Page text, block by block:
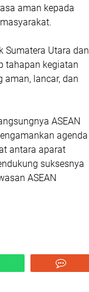
aman kepada
Sumatera Utara dan
tahapan kegiatan
aman, lancar, dan
ASEAN
agenda
antara aparat
suksesnya
ASEAN